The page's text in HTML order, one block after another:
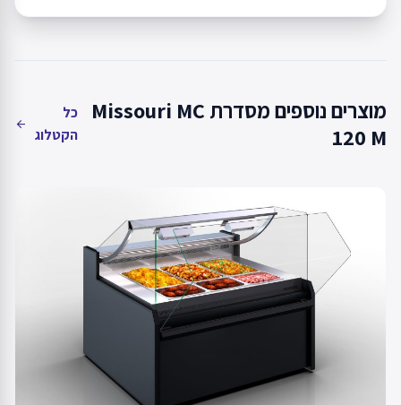
מוצרים נוספים מסדרת Missouri MC
120 M
כל
הקטלוג
arrow_back